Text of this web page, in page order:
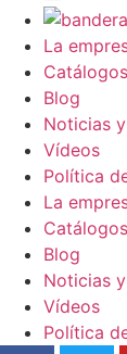
La
Catálogos
Blog
Noticias
Vídeos
Política
La
Catálogos
Blog
Noticias
Vídeos
Política